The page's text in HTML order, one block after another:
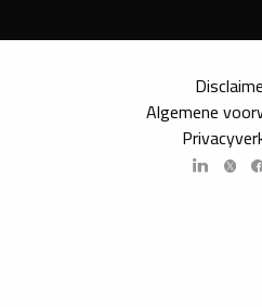
Algemene